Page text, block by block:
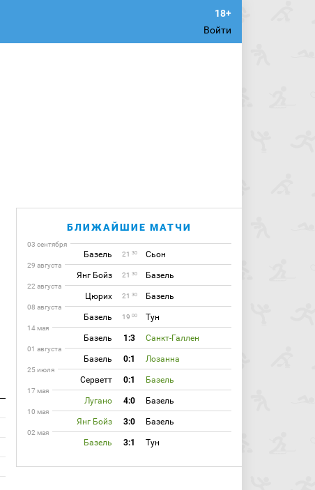
Войти
БЛИЖАЙШИЕ МАТЧИ
03 сентября
Базель 21 30 Сьон
29 августа
Янг Бойз 21 30 Базель
22 августа
Цюрих 21 30 Базель
08 августа
Базель 19 00 Тун
14 мая
Базель 1:3 Санкт-Галлен
01 августа
Базель 0:1 Лозанна
25 июля
Серветт 0:1 Базель
17 мая
Лугано 4:0 Базель
10 мая
Янг Бойз 3:0 Базель
02 мая
Базель 3:1 Тун